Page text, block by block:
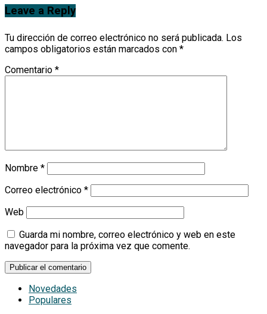
Leave a Reply
Tu dirección de correo electrónico no será publicada. Los
campos obligatorios están marcados con *
Comentario *
Nombre *
Correo electrónico *
Web
Guarda mi nombre, correo electrónico y web en este
navegador para la próxima vez que comente.
Novedades
Populares